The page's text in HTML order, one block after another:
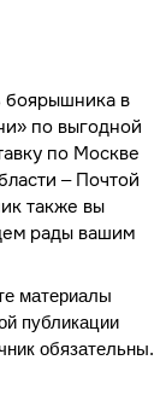
боярышника в
по выгодной
по Москве
– Почтой
также вы
рады вашим
материалы
публикации
обязательны.